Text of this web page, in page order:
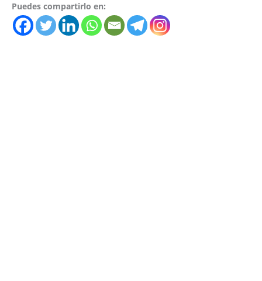
Puedes compartirlo en: